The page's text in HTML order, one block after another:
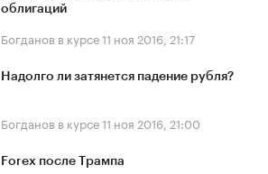
облигаций
Богданов в курсе11 ноя 2016, 21:17
Надолго ли затянется падение рубля?
Богданов в курсе11 ноя 2016, 21:00
Forex после Трампа